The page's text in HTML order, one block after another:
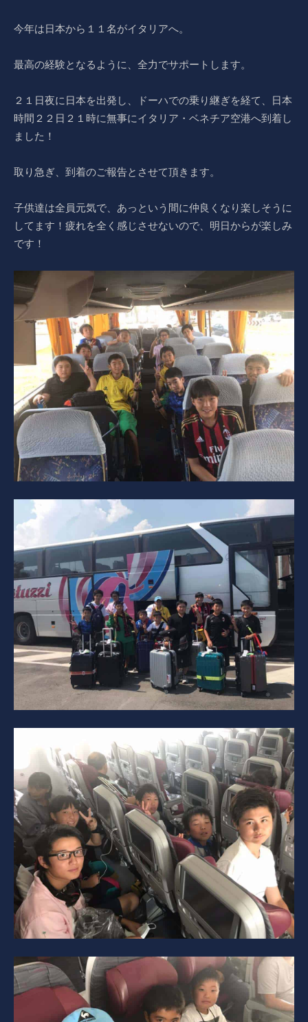
今年は日本から１１名がイタリアへ。
最高の経験となるように、全力でサポートします。
２１日夜に日本を出発し、ドーハでの乗り継ぎを経て、日本
時間２２日２１時に無事にイタリア・ベネチア空港へ到着し
ました！
取り急ぎ、到着のご報告とさせて頂きます。
子供達は全員元気で、あっという間に仲良くなり楽しそうに
してます！疲れを全く感じさせないので、明日からが楽しみ
です！